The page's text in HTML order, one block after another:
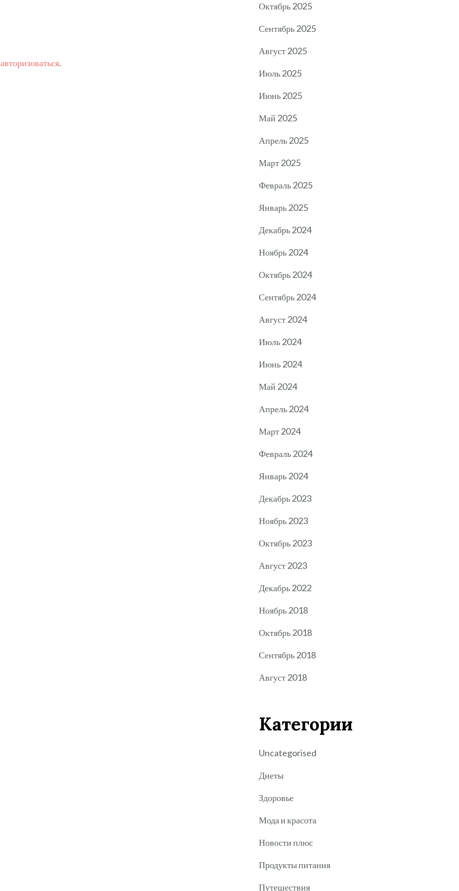
авторизоваться.
Октябрь 2025
Сентябрь 2025
Август 2025
Июль 2025
Июнь 2025
Май 2025
Апрель 2025
Март 2025
Февраль 2025
Январь 2025
Декабрь 2024
Ноябрь 2024
Октябрь 2024
Сентябрь 2024
Август 2024
Июль 2024
Июнь 2024
Май 2024
Апрель 2024
Март 2024
Февраль 2024
Январь 2024
Декабрь 2023
Ноябрь 2023
Октябрь 2023
Август 2023
Декабрь 2022
Ноябрь 2018
Октябрь 2018
Сентябрь 2018
Август 2018
Категории
Uncategorised
Диеты
Здоровье
Мода и красота
Новости плюс
Продукты питания
Путешествия